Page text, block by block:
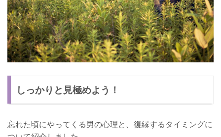
しっかりと見極めよう！
忘れた頃にやってくる男の心理と、復縁するタイミングに